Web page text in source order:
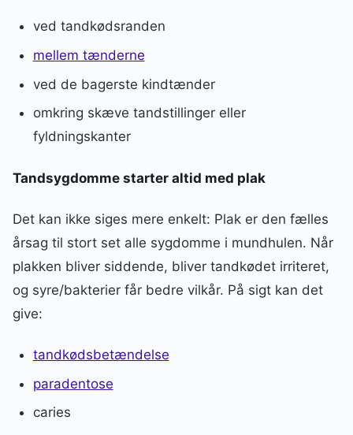
ved tandkødsranden
mellem tænderne
ved de bagerste kindtænder
omkring skæve tandstillinger eller
fyldningskanter
Tandsygdomme starter altid med plak
Det kan ikke siges mere enkelt: Plak er den fælles
årsag til stort set alle sygdomme i mundhulen. Når
plakken bliver siddende, bliver tandkødet irriteret,
og syre/bakterier får bedre vilkår. På sigt kan det
give:
tandkødsbetændelse
paradentose
caries